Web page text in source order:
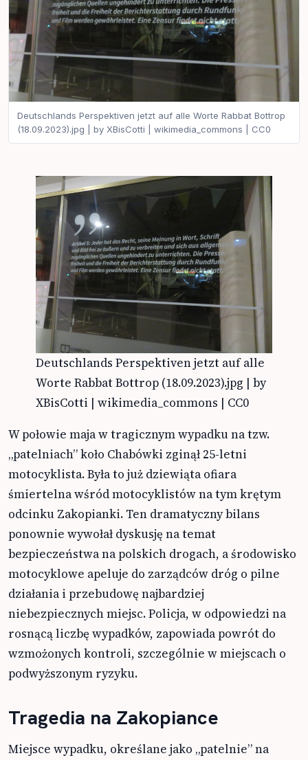
Deutschlands Perspektiven jetzt auf alle Worte Rabbat Bottrop
(18.09.2023).jpg | by XBisCotti | wikimedia_commons | CC0
Deutschlands Perspektiven jetzt auf alle
Worte Rabbat Bottrop (18.09.2023).jpg | by
XBisCotti | wikimedia_commons | CC0
W połowie maja w tragicznym wypadku na tzw.
„patelniach” koło Chabówki zginął 25-letni
motocyklista. Była to już dziewiąta ofiara
śmiertelna wśród motocyklistów na tym krętym
odcinku Zakopianki. Ten dramatyczny bilans
ponownie wywołał dyskusję na temat
bezpieczeństwa na polskich drogach, a środowisko
motocyklowe apeluje do zarządców dróg o pilne
działania i przebudowę najbardziej
niebezpiecznych miejsc. Policja, w odpowiedzi na
rosnącą liczbę wypadków, zapowiada powrót do
wzmożonych kontroli, szczególnie w miejscach o
podwyższonym ryzyku.
Tragedia na Zakopiance
Miejsce wypadku, określane jako „patelnie” na